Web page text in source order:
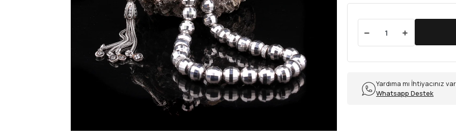
Yardıma mı İhtiyacınız
Whatsapp Destek